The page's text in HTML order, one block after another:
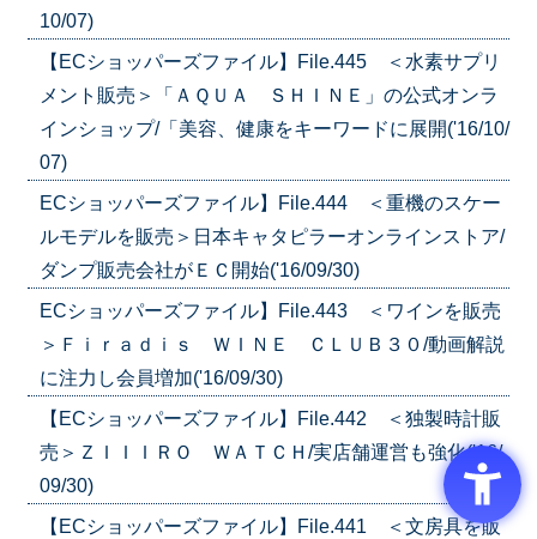
10/07)
【ECショッパーズファイル】File.445 ＜水素サプリ
メント販売＞「ＡＱＵＡ ＳＨＩＮＥ」の公式オンラ
インショップ/「美容、健康をキーワードに展開('16/10/
07)
ECショッパーズファイル】File.444 ＜重機のスケー
ルモデルを販売＞日本キャタピラーオンラインストア/
ダンプ販売会社がＥＣ開始('16/09/30)
ECショッパーズファイル】File.443 ＜ワインを販売
＞Ｆｉｒａｄｉｓ ＷＩＮＥ ＣＬＵＢ３０/動画解説
に注力し会員増加('16/09/30)
【ECショッパーズファイル】File.442 ＜独製時計販
売＞ＺＩＩＩＲＯ ＷＡＴＣＨ/実店舗運営も強化('16/
09/30)
【ECショッパーズファイル】File.441 ＜文房具を販